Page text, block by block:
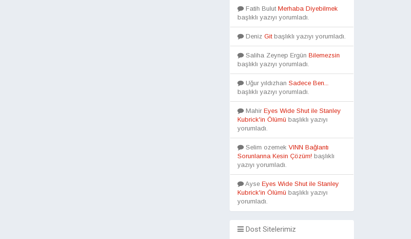
Fatih Bulut Merhaba Diyebilmek
başlıklı yazıyı yorumladı.
Deniz Gitbaşlıklı yazıyı yorumladı.
Saliha Zeynep Ergün Bilemezsin
başlıklı yazıyı yorumladı.
Uğur yıldızhan Sadece Ben...
başlıklı yazıyı yorumladı.
Mahir Eyes Wide Shut ile Stanley
Kubrick'in Ölümü başlıklı yazıyı
yorumladı.
Selim ozemek VINN Bağlantı
Sorunlarına Kesin Çözüm! başlıklı
yazıyı yorumladı.
Ayse Eyes Wide Shut ile Stanley
Kubrick'in Ölümü başlıklı yazıyı
yorumladı.
Dost Sitelerimiz